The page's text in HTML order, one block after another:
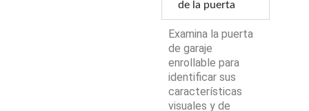
de la puerta
Examina la puerta
de garaje
enrollable para
identificar sus
características
visuales y de